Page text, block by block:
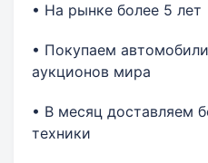
• На рынке более 5 лет
• Покупаем
аукционов мира
• В месяц доставляем
техники